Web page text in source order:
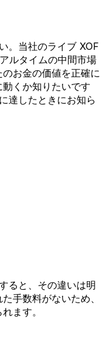
。当社のライブ XOF
ルタイムの中間市場
お金の価値を正確に
くか知りたいです
達したときにお知ら
ると、その違いは明
手数料がないため、
ます。